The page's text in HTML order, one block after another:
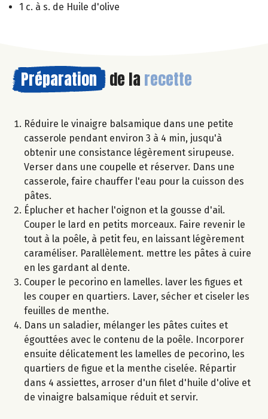
1 c. à s. de Huile d'olive
Préparation de la recette
Réduire le vinaigre balsamique dans une petite
casserole pendant environ 3 à 4 min, jusqu'à
obtenir une consistance légèrement sirupeuse.
Verser dans une coupelle et réserver. Dans une
casserole, faire chauffer l'eau pour la cuisson des
pâtes.
Éplucher et hacher l'oignon et la gousse d'ail.
Couper le lard en petits morceaux. Faire revenir le
tout à la poêle, à petit feu, en laissant légèrement
caraméliser. Parallèlement. mettre les pâtes à cuire
en les gardant al dente.
Couper le pecorino en lamelles. laver les figues et
les couper en quartiers. Laver, sécher et ciseler les
feuilles de menthe.
Dans un saladier, mélanger les pâtes cuites et
égouttées avec le contenu de la poêle. Incorporer
ensuite délicatement les lamelles de pecorino, les
quartiers de figue et la menthe ciselée. Répartir
dans 4 assiettes, arroser d'un filet d'huile d'olive et
de vinaigre balsamique réduit et servir.